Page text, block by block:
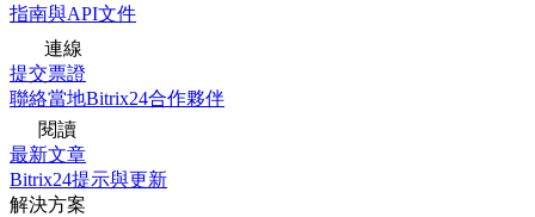
指南與API文件
連線
提交票證
聯絡當地Bitrix24合作夥伴
閱讀
最新文章
Bitrix24提示與更新
解決方案